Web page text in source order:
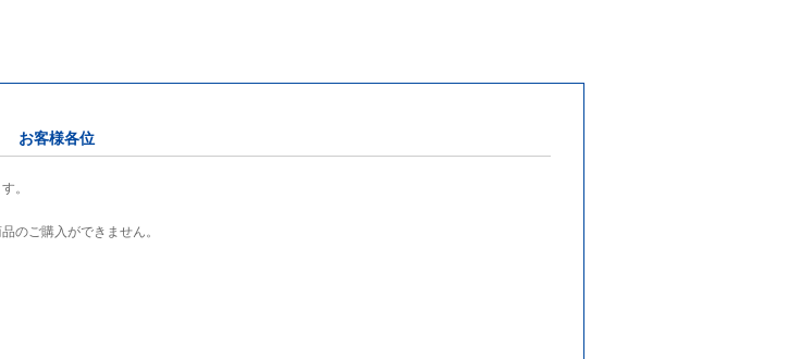
お客様各位
。
のご購入ができません。